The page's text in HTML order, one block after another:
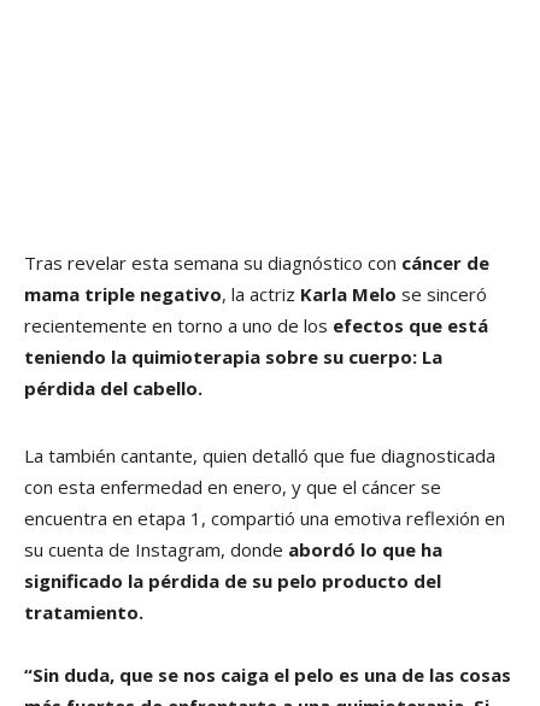
Tras revelar esta semana su diagnóstico con cáncer de
mama triple negativo, la actriz Karla Melo se sinceró
recientemente en torno a uno de los efectos que está
teniendo la quimioterapia sobre su cuerpo: La
pérdida del cabello.
La también cantante, quien detalló que fue diagnosticada
con esta enfermedad en enero, y que el cáncer se
encuentra en etapa 1, compartió una emotiva reflexión en
su cuenta de Instagram, donde abordó lo que ha
significado la pérdida de su pelo producto del
tratamiento.
“Sin duda, que se nos caiga el pelo es una de las cosas